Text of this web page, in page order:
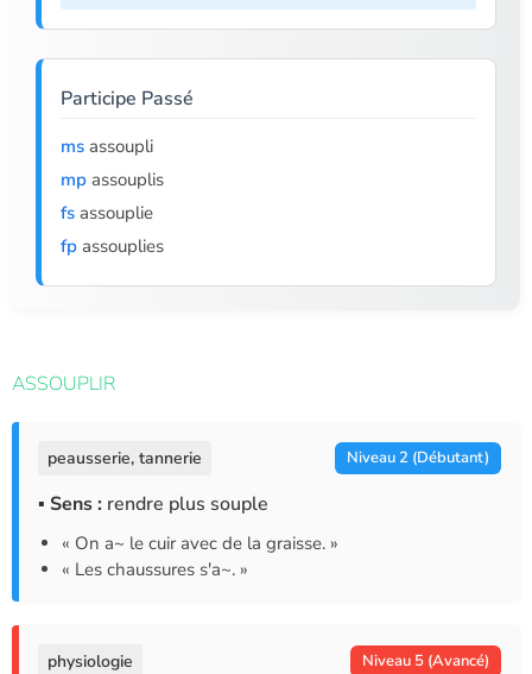
Participe Passé
ms assoupli
mp assouplis
fs assouplie
fp assouplies
ASSOUPLIR
peausserie, tannerie Niveau 2 (Débutant)
▪ Sens : rendre plus souple
« On a~ le cuir avec de la graisse. »
« Les chaussures s'a~. »
physiologie Niveau 5 (Avancé)